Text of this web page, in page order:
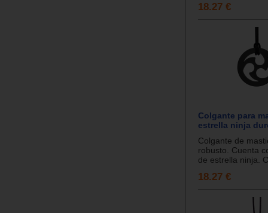
18.27 €
Colgante para
estrella ninja
Colgante de
robusto. Cuenta
de estrella ninja.
18.27 €